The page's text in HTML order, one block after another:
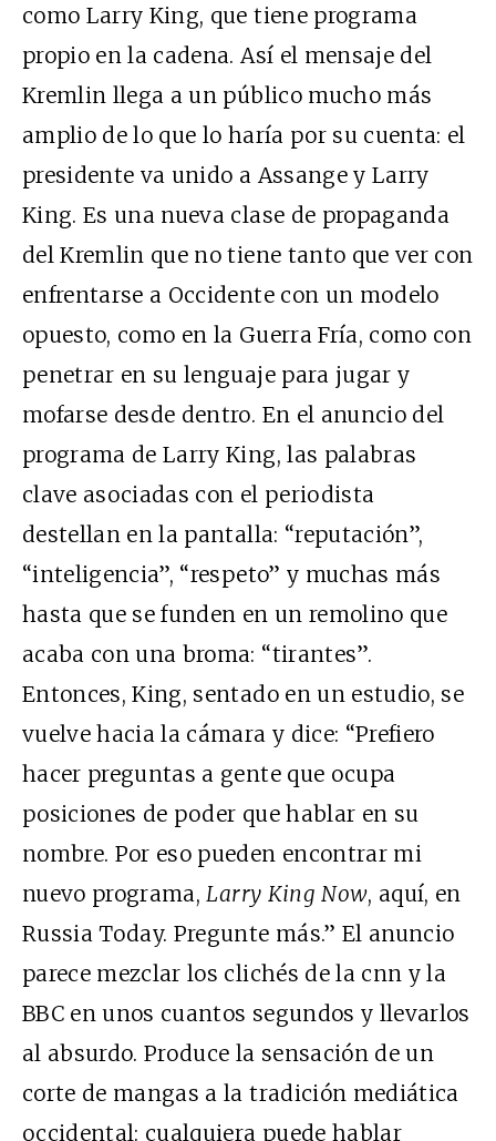
como Larry King, que tiene programa
propio en la cadena. Así el mensaje del
Kremlin llega a un público mucho más
amplio de lo que lo haría por su cuenta: el
presidente va unido a Assange y Larry
King. Es una nueva clase de propaganda
del Kremlin que no tiene tanto que ver con
enfrentarse a Occidente con un modelo
opuesto, como en la Guerra Fría, como con
penetrar en su lenguaje para jugar y
mofarse desde dentro. En el anuncio del
programa de Larry King, las palabras
clave asociadas con el periodista
destellan en la pantalla: “reputación”,
“inteligencia”, “respeto” y muchas más
hasta que se funden en un remolino que
acaba con una broma: “tirantes”.
Entonces, King, sentado en un estudio, se
vuelve hacia la cámara y dice: “Prefiero
hacer preguntas a gente que ocupa
posiciones de poder que hablar en su
nombre. Por eso pueden encontrar mi
nuevo programa,Larry King Now, aquí, en
Russia Today. Pregunte más.” El anuncio
parece mezclar los clichés de la cnn y la
BBC en unos cuantos segundos y llevarlos
al absurdo. Produce la sensación de un
corte de mangas a la tradición mediática
occidental: cualquiera puede hablar